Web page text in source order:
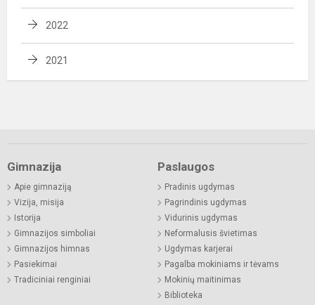
2022
2021
Gimnazija
Apie gimnaziją
Vizija, misija
Istorija
Gimnazijos simboliai
Gimnazijos himnas
Pasiekimai
Tradiciniai renginiai
Paslaugos
Pradinis ugdymas
Pagrindinis ugdymas
Vidurinis ugdymas
Neformalusis švietimas
Ugdymas karjerai
Pagalba mokiniams ir tėvams
Mokinių maitinimas
Biblioteka